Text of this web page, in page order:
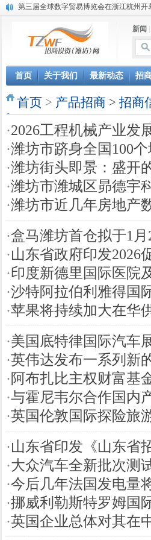
第三届全球数字贸易博览会在浙江杭州开
潍坊招商局讯：2024中日韩产业合作发展
昌乐大项目“拔节生长”赋能高质量发展
格润麦尔高端淀粉预混料智能制造项目顺
潍坊招商局转：潍坊的冬日“秋景”
潍坊招商局转：潍坊历史名人--燕肃
香港上市公司投资信息
欢聚潍坊·2024青岛啤酒 畅享节今晚启幕
新闻
首页 关于我们 最新动态 招
首页 > 产品招商 > 招商
·2026工程机械产业发
·潍坊市跻身全国100
·潍坊街头即景：盛开
·潍坊市潍城区昴德宇
·潍坊市近几年房地产
·盒马潍坊首仓拟于1月
·山东省政府印发2026
·印度新德里国际医院
·沙特阿拉伯利雅得国
·苹果将持续加大在华
·美国底特律国际汽车
·英伟达发布一系列新
·阿布扎比主权财富基
·与霍尼韦尔合作国内
·英国伦敦国际探险旅
·山东省印发《山东省
·大众汽车全新批次测
·今后几年法国发电量
·挪威利勒斯特罗姆国
·英国企业总体对其在